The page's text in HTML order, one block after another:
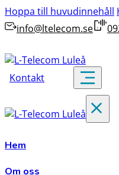
Hoppa till huvudinnehåll
info@ltelecom.se
Kontakt
Hem
Om oss